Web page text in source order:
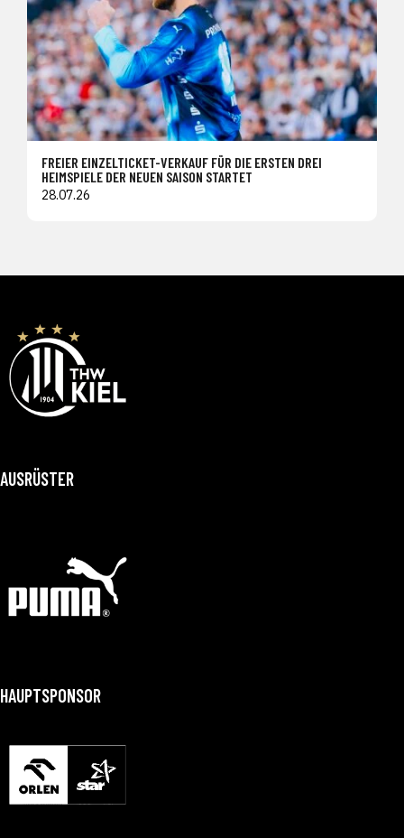
FREIER EINZELTICKET-VERKAUF FÜR DIE ERSTEN DREI
HEIMSPIELE DER NEUEN SAISON STARTET
28.07.26
AUSRÜSTER
HAUPTSPONSOR